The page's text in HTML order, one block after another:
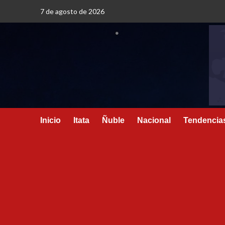
7 de agosto de 2026
Inicio Itata Ñuble Nacional